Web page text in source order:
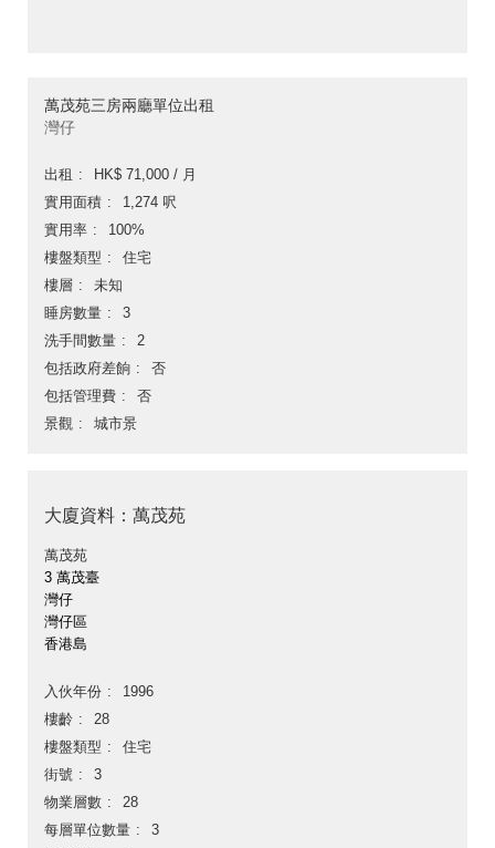
萬茂苑三房兩廳單位出租
灣仔
出租
HK$ 71,000 / 月
實用面積
1,274 呎
實用率
100%
樓盤類型
住宅
樓層
未知
睡房數量
3
洗手間數量
2
包括政府差餉
否
包括管理費
否
景觀
城市景
大廈資料：萬茂苑
萬茂苑
3 萬茂臺
灣仔
灣仔區
香港島
入伙年份
1996
樓齡
28
樓盤類型
住宅
街號
3
物業層數
28
每層單位數量
3